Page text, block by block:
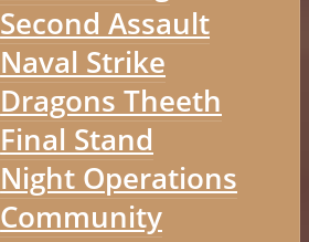
Second Assault
Naval Strike
Dragons Theeth
Final Stand
Night Operations
Community